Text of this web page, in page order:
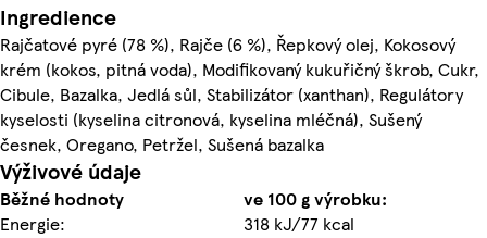
Ingredience
Rajčatové pyré (78 %), Rajče (6 %), Řepkový olej, Kokosový
krém (kokos, pitná voda), Modifikovaný kukuřičný škrob, Cukr,
Cibule, Bazalka, Jedlá sůl, Stabilizátor (xanthan), Regulátory
kyselosti (kyselina citronová, kyselina mléčná), Sušený
česnek, Oregano, Petržel, Sušená bazalka
Výživové údaje
Běžné hodnoty
ve 100 g výrobku:
Energie:
318 kJ/77 kcal